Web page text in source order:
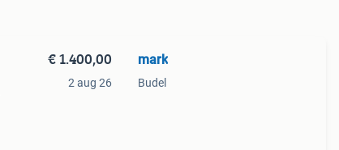
€ 1.400,00
2 aug 26
mark
Budel